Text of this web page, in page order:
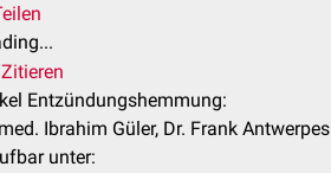
Entzündungshemmung:
Ibrahim Güler, Dr. Frank Antwerpes
unter: